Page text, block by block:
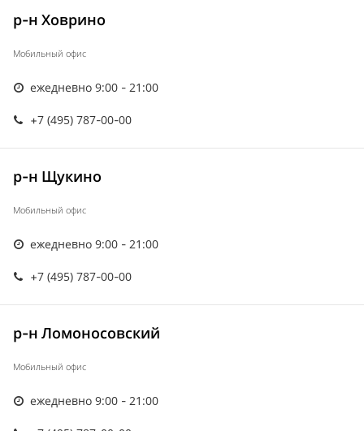
р-н Ховрино
Мобильный офис
ежедневно 9:00 - 21:00
+7 (495) 787-00-00
р-н Щукино
Мобильный офис
ежедневно 9:00 - 21:00
+7 (495) 787-00-00
р-н Ломоносовский
Мобильный офис
ежедневно 9:00 - 21:00